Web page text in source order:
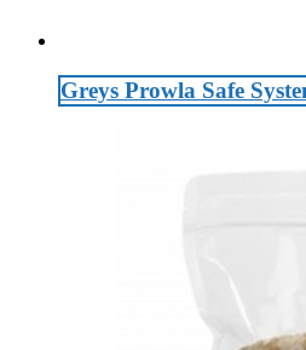
Greys Prowla Safe